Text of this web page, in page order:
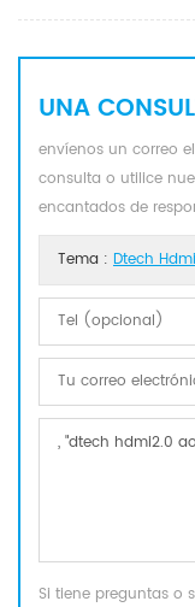
UNA
envíenos un correo
consulta o utilice
encantados de
Tema : Dtech
Si tiene preguntas o